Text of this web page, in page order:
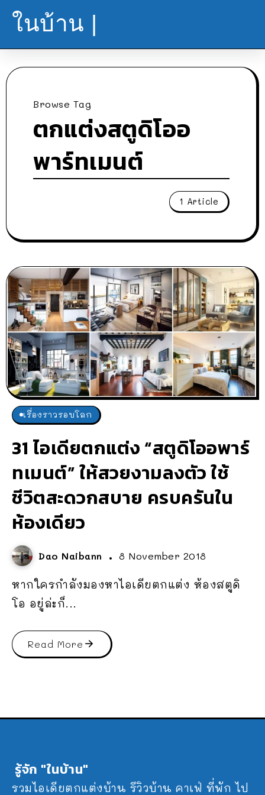
ในบ้าน |
Browse Tag
ตกแต่งสตูดิโออ
พาร์ทเมนต์
1 Article
เรื่องราวรอบโลก
31 ไอเดียตกแต่ง “สตูดิโออพาร์
ทเมนต์” ให้สวยงามลงตัว ใช้
ชีวิตสะดวกสบาย ครบครันใน
ห้องเดียว
Dao Naibann 8 November 2018
หากใครกำลังมองหาไอเดียตกแต่ง ห้องสตูดิ
โอ อยู่ล่ะก็...
Read More
รู้จัก "ในบ้าน"
รวมไอเดียตกแต่งบ้าน รีวิวบ้าน คาเฟ่ ที่พัก ไป